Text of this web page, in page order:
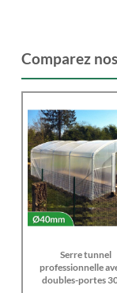
Comparez
Serre tunnel
professionnelle
doubles-portes